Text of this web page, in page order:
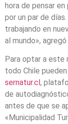
hora de pensar
por un par de
trabajando en
al mundo», agregó
Para optar a este
todo Chile
sernatur.cl ,
de
antes de que se
«Municipalidad